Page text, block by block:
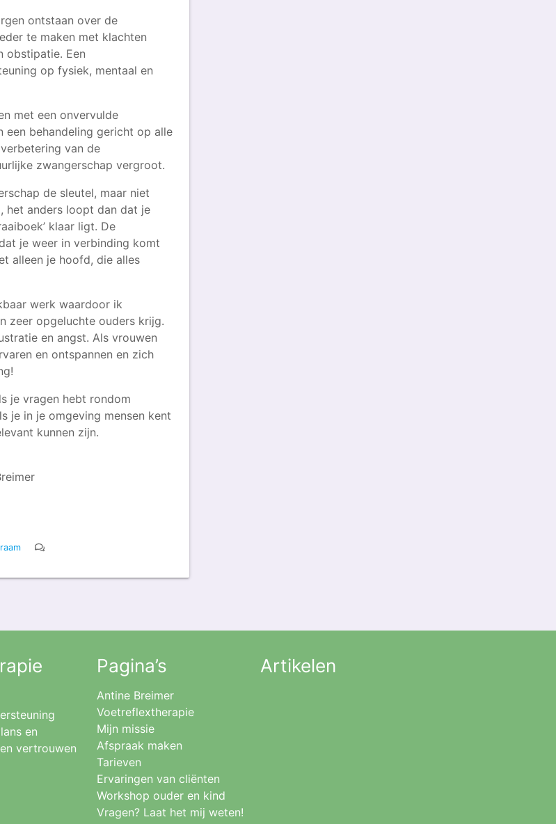
ontstaan over de
te maken met klachten
obstipatie. Een
op fysiek, mentaal en
met een onvervulde
een behandeling gericht op alle
van de
zwangerschap vergroot.
de sleutel, maar niet
het anders loopt dan dat je
klaar ligt. De
je weer in verbinding komt
alleen je hoofd, die alles
werk waardoor ik
zeer opgeluchte ouders krijg.
en angst. Als vrouwen
en ontspannen en zich
je vragen hebt rondom
je in je omgeving mensen kent
kunnen zijn.
en
vertrouwen
Pagina’s
Antine Breimer
Voetreflextherapie
Mijn missie
Afspraak maken
Tarieven
Ervaringen van cliënten
Workshop ouder en kind
Vragen? Laat het mij weten!
Artikelen